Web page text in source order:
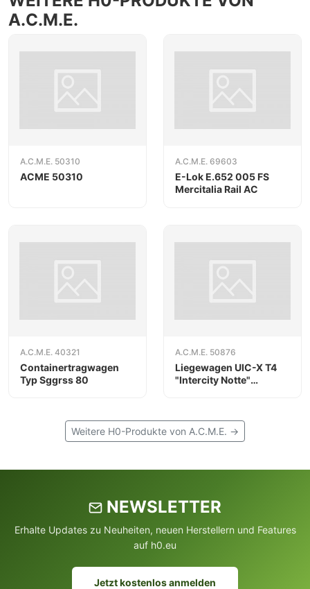
A.C.M.E.
A.C.M.E. 50310
ACME 50310
A.C.M.E. 69603
E-Lok E.652 005 FS
Mercitalia Rail AC
A.C.M.E. 40321
Containertragwagen
Typ Sggrss 80
A.C.M.E. 50876
Liegewagen UIC-X T4
"Intercity Notte"
Weitere H0-Produkte von A.C.M.E. →
NEWSLETTER
Erhalte Updates zu Neuheiten, neuen Herstellern und Features
auf h0.eu
Jetzt kostenlos anmelden